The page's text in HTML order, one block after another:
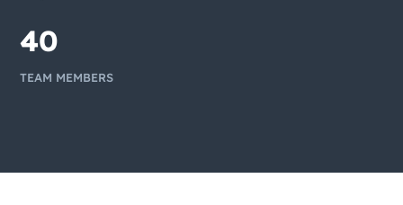
40
TEAM MEMBERS